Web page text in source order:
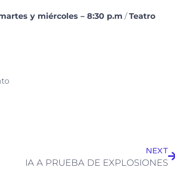
y miércoles – 8:30 p.m /Teatro
NEXT
IA A PRUEBA DE EXPLOSIONES